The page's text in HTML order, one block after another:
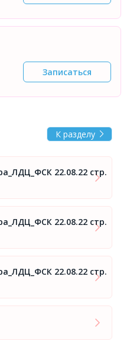
Записаться
К разделу
22.08.22 стр.
22.08.22 стр.
22.08.22 стр.